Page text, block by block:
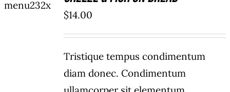
CART
/
$14.00
Tristique tempus condimentum
diam donec. Condimentum